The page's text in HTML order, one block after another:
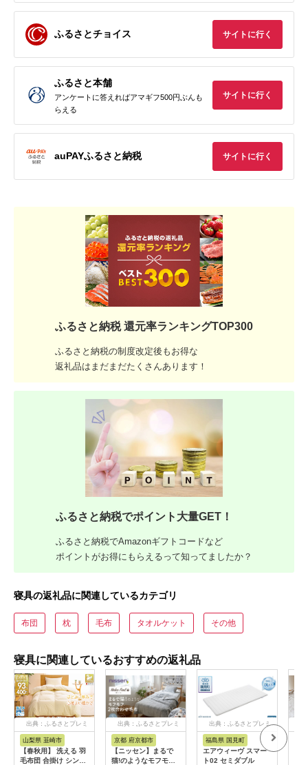
ふるさとチョイス サイトに行く
ふるさと本舗
アンケートに答えればアマギフ500円ぶんも
らえる
サイトに行く
auPAYふるさと納税 サイトに行く
ふるさと納税 還元率ランキングTOP300
ふるさと納税の制度改定後もお得な
返礼品はまだまだたくさんあります！
ふるさと納税でポイント大量GET！
ふるさと納税でAmazonギフトコードなど
ポイントがお得にもらえるって知ってましたか？
寝具の返礼品に関連しているカテゴリ
布団 枕 毛布 タオルケット その他
寝具に関連しているおすすめの返礼品
出典：ふるさとプレミ
アム
山梨県 韮崎市
【春秋用】 洗える 羽
毛布団 合掛け シング
出典：ふるさとプレミ
アム
京都 府京都市
【ニッセン】まるで
猫!のようなモフモフ2
出典：ふるさとプレミ
アム
福島県 国見町
エアウィーヴ スマー
ト02 セミダブル